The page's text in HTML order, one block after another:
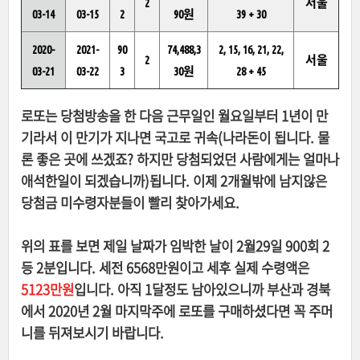
03-14
03-15
2
90원
39 + 30
2020-
03-21
2021-
03-22
90
3
2
74,488,3
30원
2, 15, 16, 21, 22,
28 + 45
서울
로또는 당첨방송을 한 다음 근무일인 월요일부터 1년이 만
기라서 이 만기가 지나면 국고로 귀속(나라돈이 됩니다. 물
론 좋은 곳에 쓰겠죠? 하지만 당첨되었던 사람에게는 얼마나
애석한일이 되겠습니까)됩니다. 이제 2개월밖에 남지않은
당첨금 미수령자분들이 빨리 찾아가세요.
위의 표를 보면 제일 날짜가 임박한 날이 2월29일 900회 2
등 2분입니다. 세전 6568만원이고 세후 실제 수령액은
5123만원입니다. 아직 1달정도 남아있으니까 부산과 경북
에서 2020년 2월 마지막주에 로또를 구매하셨다면 꼭 주머
니를 뒤져보시기 바랍니다.